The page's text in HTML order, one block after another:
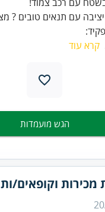
קרא עוד
הגש מועמדות
מכירות וקופאים/ות